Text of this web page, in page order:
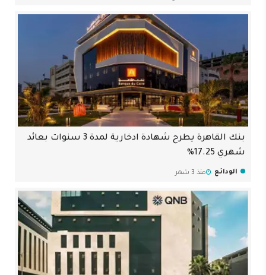
بنك القاهرة يطرح شهادة ادخارية لمدة 3 سنوات بعائد
شهري 17.25%
الودائع منذ 3 شهر